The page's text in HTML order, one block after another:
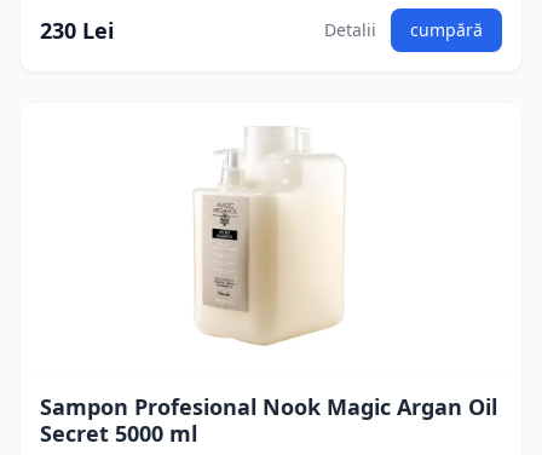
230 Lei Detalii cumpără
Sampon Profesional Nook Magic Argan Oil
Secret 5000 ml